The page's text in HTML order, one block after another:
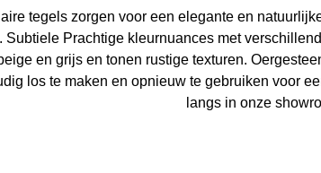
tegels zorgen voor een elegante en
Subtiele Prachtige kleurnuances met
en grijs en tonen rustige texturen.
los te maken en opnieuw te gebruiken voor
langs in onze